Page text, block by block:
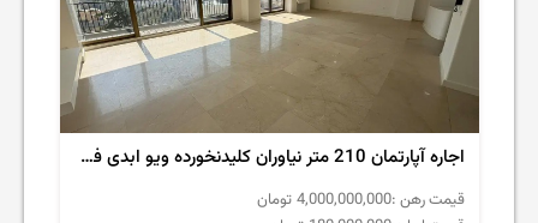
اجاره آپارتمان 210 متر نیاوران کلیدنخورده ویو ابدی فول مشاعات
قیمت رهن :4,000,000,000 تومان